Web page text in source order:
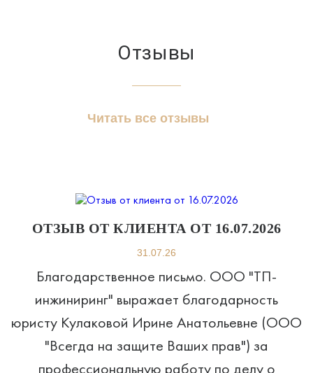
Отзывы
Читать все отзывы
ОТЗЫВ ОТ КЛИЕНТА ОТ 16.07.2026
31.07.26
Благодарственное письмо. ООО "ТП-
инжиниринг" выражает благодарность
юристу Кулаковой Ирине Анатольевне (ООО
"Всегда на защите Ваших прав") за
профессиональную работу по делу о